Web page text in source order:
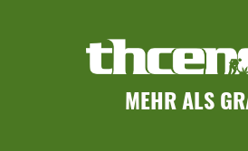
MEHR ALS